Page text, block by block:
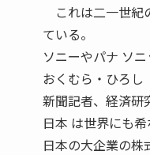
これは二一世紀
ている。
ソニーやパナ ソ
おくむら・ひろ
新聞記者、経済研
日本 は世界にも
日本の大企業の株